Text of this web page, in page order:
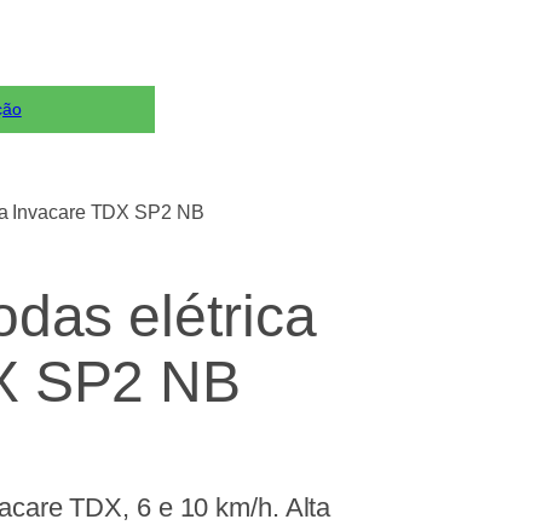
Invacare TDX SP2 NB
elétrica
SP2 NB
TDX, 6 e 10 km/h. Alta